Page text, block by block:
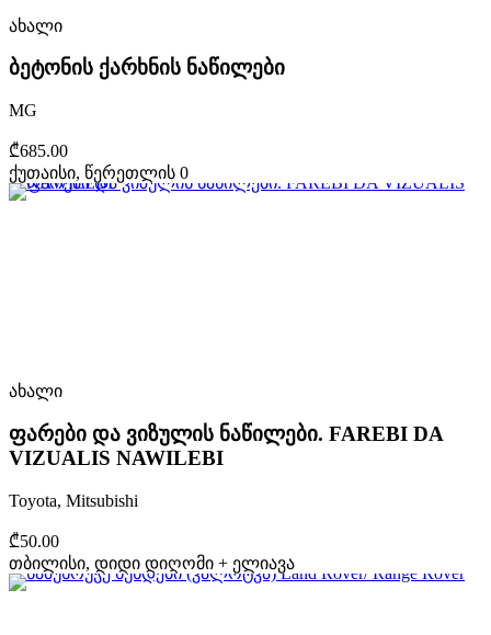
ახალი
ბეტონის ქარხნის ნაწილები
MG
₾685.00
ქუთაისი, წერეთლის 0
ახალი
ფარები და ვიზულის ნაწილები. FAREBI DA
VIZUALIS NAWILEBI
Toyota, Mitsubishi
₾50.00
თბილისი, დიდი დიღომი + ელიავა